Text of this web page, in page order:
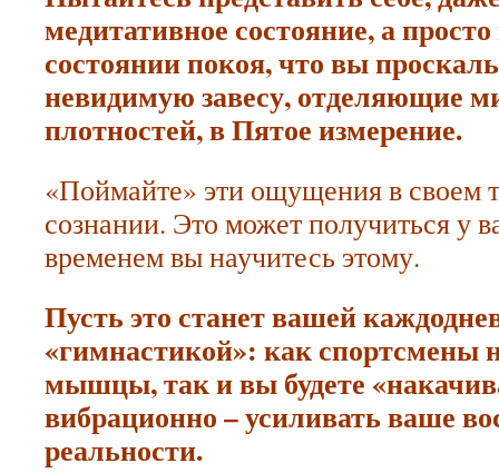
медитативное состояние, а
состоянии покоя, что вы
невидимую завесу, отделяющие
плотностей, в Пятое измерение.
«Поймайте» эти ощущения в своем
сознании. Это может получиться у
временем вы научитесь этому.
Пусть это станет вашей
«гимнастикой»: как спортсмены
мышцы, так и вы будете
вибрационно – усиливать ваше
реальности.